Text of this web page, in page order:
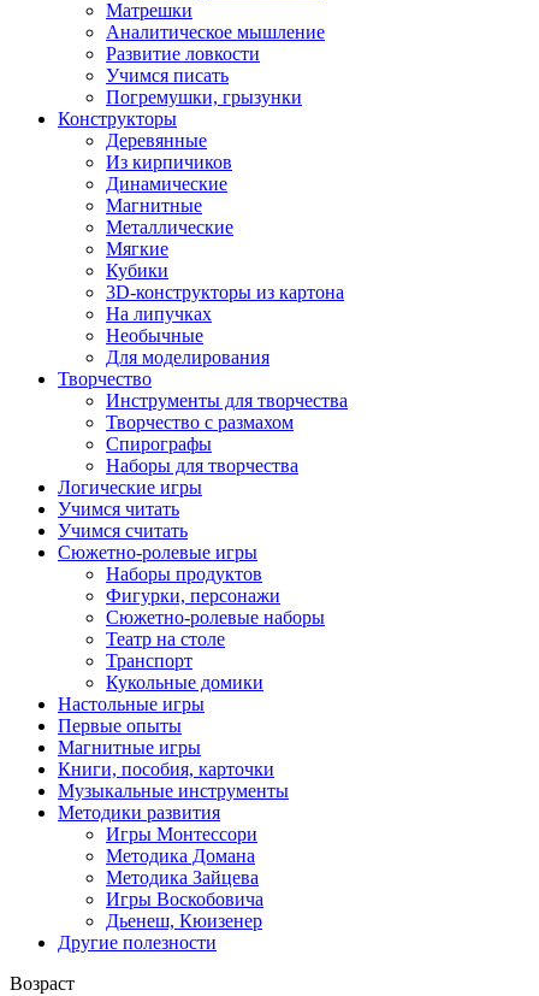
Матрешки
Аналитическое мышление
Развитие ловкости
Учимся писать
Погремушки, грызунки
Конструкторы
Деревянные
Из кирпичиков
Динамические
Магнитные
Металлические
Мягкие
Кубики
3D-конструкторы из картона
На липучках
Необычные
Для моделирования
Творчество
Инструменты для творчества
Творчество с размахом
Спирографы
Наборы для творчества
Логические игры
Учимся читать
Учимся считать
Сюжетно-ролевые игры
Наборы продуктов
Фигурки, персонажи
Сюжетно-ролевые наборы
Театр на столе
Транспорт
Кукольные домики
Настольные игры
Первые опыты
Магнитные игры
Книги, пособия, карточки
Музыкальные инструменты
Методики развития
Игры Монтессори
Методика Домана
Методика Зайцева
Игры Воскобовича
Дьенеш, Кюизенер
Другие полезности
Возраст